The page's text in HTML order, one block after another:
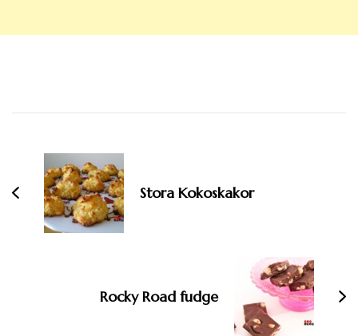
Stora Kokoskakor
Rocky Road fudge